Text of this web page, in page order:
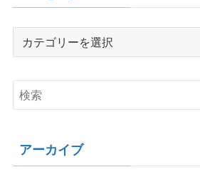
Category
アーカイブ